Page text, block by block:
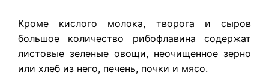
Кроме кислого молока, творога и сыров
большое количество рибофлавина содержат
листовые зеленые овощи, неочищенное зерно
или хлеб из него, печень, почки и мясо.